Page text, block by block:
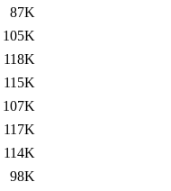
87K
105K
118K
115K
107K
117K
114K
98K